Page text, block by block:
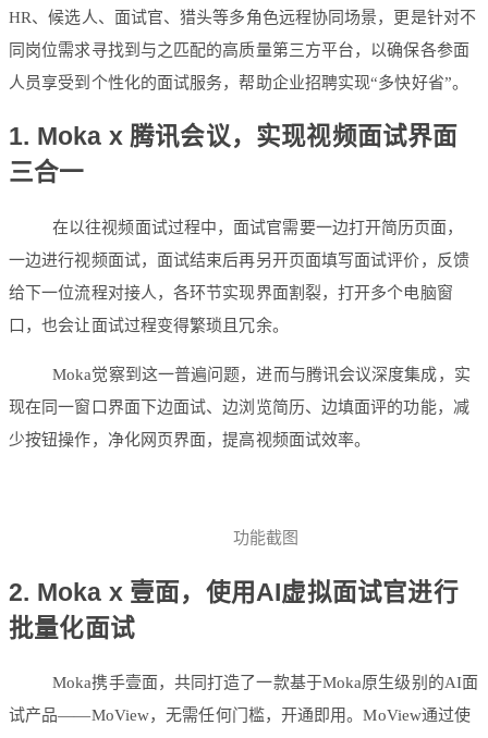
HR、候选人、面试官、猎头等多角色远程协同场景，更是针对不
同岗位需求寻找到与之匹配的高质量第三方平台，以确保各参面
人员享受到个性化的面试服务，帮助企业招聘实现“多快好省”。
1. Moka x 腾讯会议，实现视频面试界面
三合一
在以往视频面试过程中，面试官需要一边打开简历页面，
一边进行视频面试，面试结束后再另开页面填写面试评价，反馈
给下一位流程对接人，各环节实现界面割裂，打开多个电脑窗
口，也会让面试过程变得繁琐且冗余。
Moka觉察到这一普遍问题，进而与腾讯会议深度集成，实
现在同一窗口界面下边面试、边浏览简历、边填面评的功能，减
少按钮操作，净化网页界面，提高视频面试效率。
功能截图
2. Moka x 壹面，使用AI虚拟面试官进行
批量化面试
Moka携手壹面，共同打造了一款基于Moka原生级别的AI面
试产品——MoView，无需任何门槛，开通即用。MoView通过使